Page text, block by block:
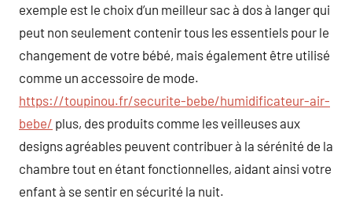
exemple est le choix d’un meilleur sac à dos à langer qui
peut non seulement contenir tous les essentiels pour le
changement de votre bébé, mais également être utilisé
comme un accessoire de mode.
https://toupinou.fr/securite-bebe/humidificateur-air-
bebe/ plus, des produits comme les veilleuses aux
designs agréables peuvent contribuer à la sérénité de la
chambre tout en étant fonctionnelles, aidant ainsi votre
enfant à se sentir en sécurité la nuit.